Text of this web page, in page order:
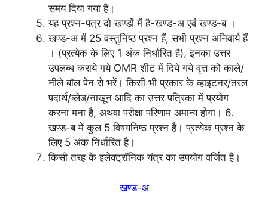
समय दिया गया है।
यह प्रश्न-पत्र दो खण्डों में है-खण्ड-अ एवं खण्ड-ब ।
खण्ड-अ में 25 वस्तुनिष्ठ प्रश्न हैं, सभी प्रश्न अनिवार्य हैं
। (प्रत्येक के लिए 1 अंक निर्धारित है), इनका उत्तर
उपलब्ध कराये गये OMR शीट में दिये गये वृत्त को काले/
नीले बॉल पेन से भरें। किसी भी प्रकार के व्हाइटनर/तरल
पदार्थ/ब्लेड/नाखून आदि का उत्तर पत्रिका में प्रयोग
करना मना है, अथवा परीक्षा परिणाम अमान्य होगा। 6.
खण्ड-ब में कुल 5 विषयनिष्ठ प्रश्न है। प्रत्येक प्रश्न के
लिए 5 अंक निर्धारित है।
किसी तरह के इलेक्ट्रॉनिक यंत्र का उपयोग वर्जित है।
खण्ड-अ